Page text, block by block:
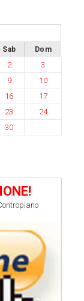
Sab Dom
2
3
9
10
16
17
23
24
30